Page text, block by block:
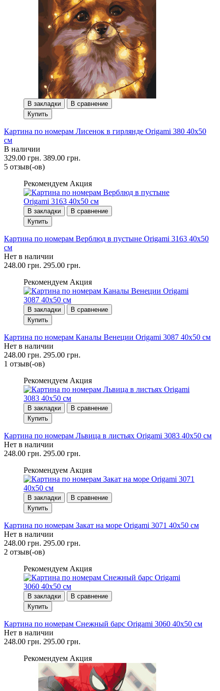
В закладки
В сравнение
Купить
Картина по номерам Лисенок в гирлянде Origami 380 40x50
см
В наличии
329.00 грн. 389.00 грн.
5 отзыв(-ов)
Рекомендуем Акция
В закладки
В сравнение
Купить
Картина по номерам Верблюд в пустыне Origami 3163 40x50
см
Нет в наличии
248.00 грн. 295.00 грн.
Рекомендуем Акция
В закладки
В сравнение
Купить
Картина по номерам Каналы Венеции Origami 3087 40x50 см
Нет в наличии
248.00 грн. 295.00 грн.
1 отзыв(-ов)
Рекомендуем Акция
В закладки
В сравнение
Купить
Картина по номерам Львица в листьях Origami 3083 40x50 см
Нет в наличии
248.00 грн. 295.00 грн.
Рекомендуем Акция
В закладки
В сравнение
Купить
Картина по номерам Закат на море Origami 3071 40x50 см
Нет в наличии
248.00 грн. 295.00 грн.
2 отзыв(-ов)
Рекомендуем Акция
В закладки
В сравнение
Купить
Картина по номерам Снежный барс Origami 3060 40x50 см
Нет в наличии
248.00 грн. 295.00 грн.
Рекомендуем Акция